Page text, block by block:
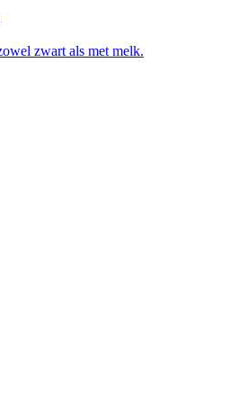
zwart als met melk.